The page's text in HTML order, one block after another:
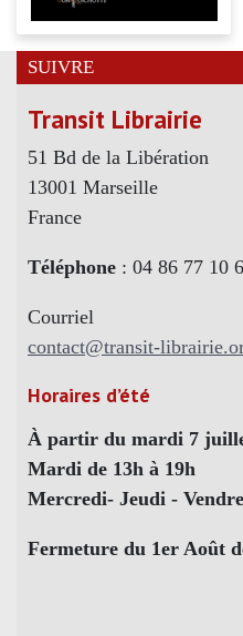
SUIVRE
Transit Librairie
51 Bd de la Libération
13001 Marseille
France
Téléphone : 04 86 77 10
Courriel
contact@transit-
Horaires d’été
À partir du mardi 7
Mardi de 13h à 19h
Mercredi- Jeudi -
Fermeture du 1er Août